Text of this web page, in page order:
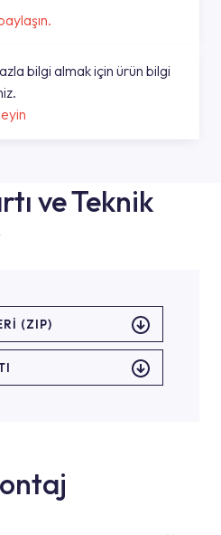
bilgi almak için ürün bilgi
ve Teknik
(ZIP)